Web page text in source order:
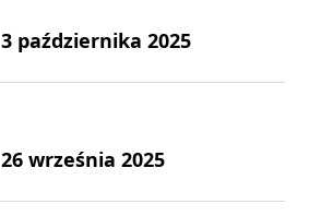
3 października 2025
26 września 2025